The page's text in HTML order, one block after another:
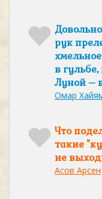
рук
в
Луной –
Омар
Что
такие
не
Асов Арсен